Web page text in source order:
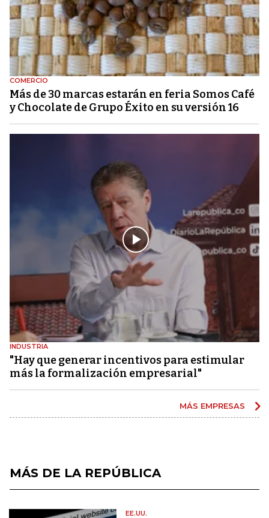
COMERCIO
Más de 30 marcas estarán en feria Somos Café
y Chocolate de Grupo Éxito en su versión 16
INDUSTRIA
"Hay que generar incentivos para estimular
más la formalización empresarial"
MÁS EMPRESAS
MÁS DE LA REPÚBLICA
EE.UU.